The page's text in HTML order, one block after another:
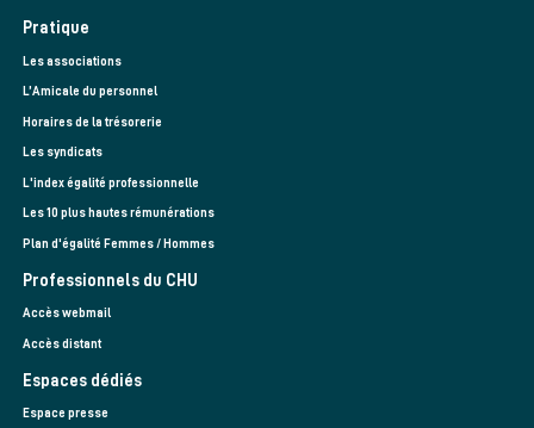
Pratique
Les associations
L’Amicale du personnel
Horaires de la trésorerie
Les syndicats
L'index égalité professionnelle
Les 10 plus hautes rémunérations
Plan d'égalité Femmes / Hommes
Professionnels du CHU
Accès webmail
Accès distant
Espaces dédiés
Espace presse